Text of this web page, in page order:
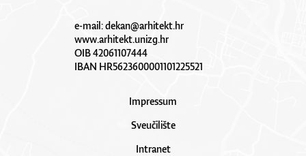
e-mail:dekan@arhitekt.hr
www.arhitekt.unizg.hr
OIB 42061107444
IBAN HR5623600001101225521
Impressum
Sveučilište
Intranet